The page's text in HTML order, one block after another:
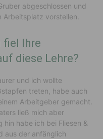
abgeschlossen und
vorstellen.
fiel Ihre
diese Lehre?
und ich wollte
treten, habe auch
Arbeitgeber gemacht.
ließ mich aber
hin habe ich bei Fliesen &
aus der anfänglich